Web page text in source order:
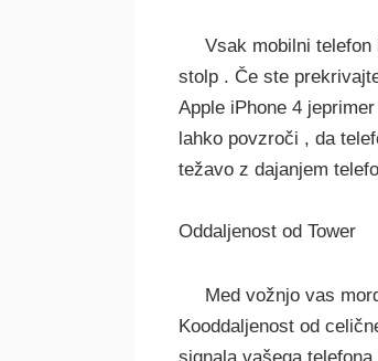
Vsak mobilni
stolp . Če ste
Apple iPhone 4
lahko povzroči , da
težavo z dajanjem
Oddaljenost od Tower
Med vožnjo vas
Kooddaljenost od